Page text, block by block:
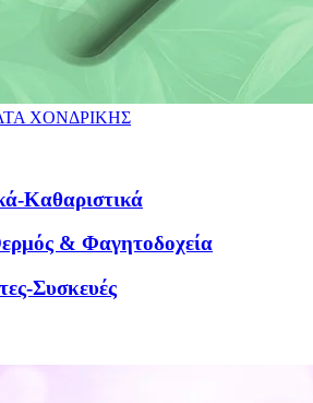
ΧΟΝΔΡΙΚΗΣ
Καθαριστικά
& Φαγητοδοχεία
Συσκευές